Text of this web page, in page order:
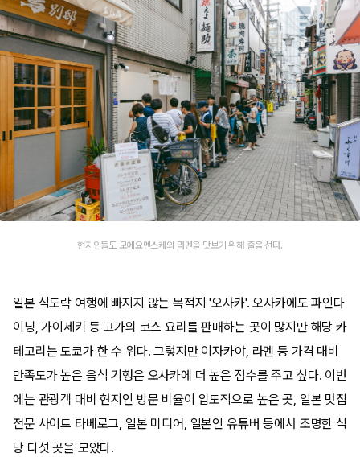
현지인들도 모에요멘스케의 라멘을 맛보기 위해 줄을 선다.
일본 식도락 여행에 빠지지 않는 목적지 '오사카'. 오사카에도 파인다
이닝, 가이세키 등 고가의 코스 요리를 판매하는 곳이 많지만 해당 카
테고리는 도쿄가 한 수 위다. 그렇지만 이자카야, 라멘 등 가격 대비
만족도가 높은 음식 기행은 오사카에 더 높은 점수를 주고 싶다. 이번
에는 관광객 대비 현지인 방문 비율이 압도적으로 높은 곳, 일본 맛집
전문 사이트 타베로그, 일본 미디어, 일본인 유튜버 등에서 조명한 식
당 다섯 곳을 모았다.